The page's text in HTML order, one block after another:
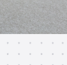
a Stringhe